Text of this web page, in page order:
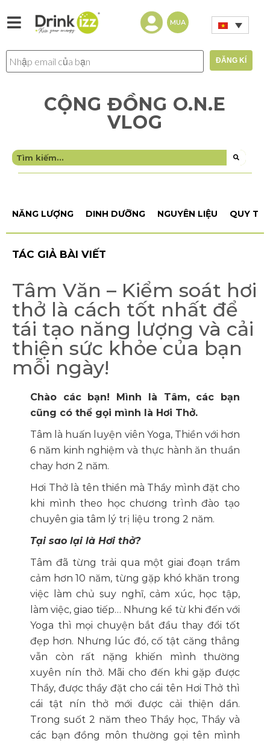
MUA
CỘNG ĐỒNG O.N.E
VLOG
NĂNG LƯỢNG DINH DƯỠNG NGUYÊN LIỆU QUY
TÁC GIẢ BÀI VIẾT
Tâm Văn – Kiểm soát hơi
thở là cách tốt nhất để
tái tạo năng lượng và cải
thiện sức khỏe của bạn
mỗi ngày!
Chào các bạn! Mình là Tâm, các bạn
cũng có thể gọi mình là Hơi Thở.
Tâm là huấn luyện viên Yoga, Thiền với hơn
6 năm kinh nghiệm và thực hành ăn thuần
chay hơn 2 năm.
Hơi Thở là tên thiền mà Thầy mình đặt cho
khi mình theo học chương trình đào tạo
chuyên gia tâm lý trị liệu trong 2 năm.
Tại sao lại là Hơi thở?
Tâm đã từng trải qua một giai đoạn trầm
cảm hơn 10 năm, từng gặp khó khăn trong
việc làm chủ suy nghĩ, cảm xúc, học tập,
làm việc, giao tiếp… Nhưng kể từ khi đến với
Yoga thì mọi chuyện bắt đầu thay đổi tốt
đẹp hơn. Nhưng lúc đó, cố tật căng thẳng
vẫn còn rất nặng khiến mình thường
xuyên nín thở. Mãi cho đến khi gặp được
Thầy, được thầy đặt cho cái tên Hơi Thở thì
cái tật nín thở mới được cải thiện dần.
Trong suốt 2 năm theo Thầy học, Thầy và
các bạn đồng môn thường gọi tên mình